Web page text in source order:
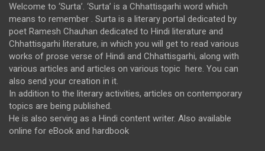
Welcome to ‘Surta’. ‘Surta’ is a Chhattisgarhi word which
means to remember . Surta is a literary portal dedicated by
poet Ramesh Chauhan dedicated to Hindi literature and
Chhattisgarhi literature, in which you will get to read various
works of prose verse of Hindi and Chhattisgarhi, along with
various articles and articles on various topic here. You can
also send your creation in it.
In addition to the literary activities, articles on contemporary
topics are being published.
He is also serving as a Hindi content writer. Also available
online for eBook and hardbook